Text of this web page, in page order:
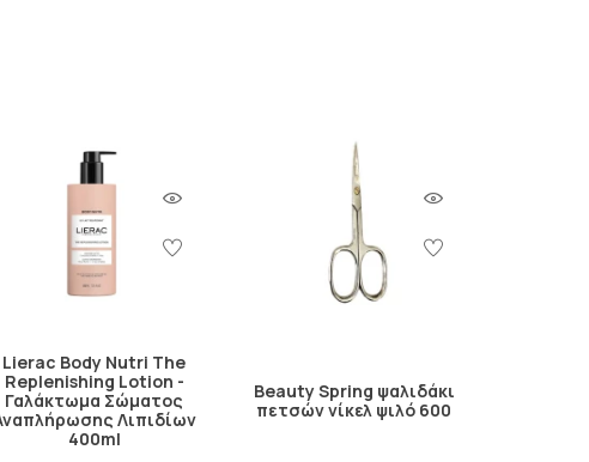
Lierac Body Nutri The
Replenishing Lotion -
Γαλάκτωμα Σώματος
Λιπιδίων
400ml
Beauty Spring ψαλιδάκι
πετσών νίκελ ψιλό 600